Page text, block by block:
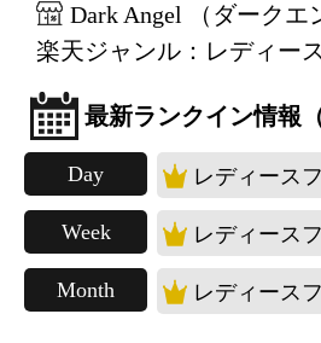
Dark Angel （ダークエ
楽天ジャンル：レディー
最新ランクイン情報（
Day レディース
Week レディース
Month レディース